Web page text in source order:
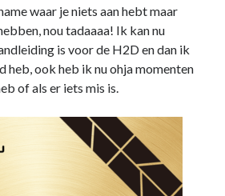
waar je niets aan hebt maar
nou tadaaaa! Ik kan nu
is voor de H2D en dan ik
heb, ook heb ik nu ohja momenten
of als er iets mis is.